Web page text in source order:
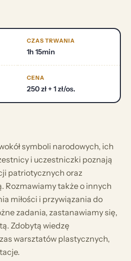
CZAS TRWANIA
1h 15min
CENA
250 zł + 1 zł/os.
symboli narodowych, ich
i uczestniczki poznają
patriotycznych oraz
Rozmawiamy także o innych
miłości i przywiązania do
zadania, zastanawiamy się,
Zdobytą wiedzę
warsztatów plastycznych,